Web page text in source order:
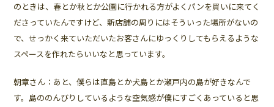
のときは、春とか秋とか公園に行かれる方がよくパンを買いに来てく
ださっていたんですけど、新店舗の周りにはそういった場所がないの
で、せっかく来ていただいたお客さんにゆっくりしてもらえるような
スペースを作れたらいいなと思っています。
朝章さん：あと、僕らは直島とか犬島とか瀬戸内の島が好きなんで
す。島ののんびりしているような空気感が僕にすごくあっていると思